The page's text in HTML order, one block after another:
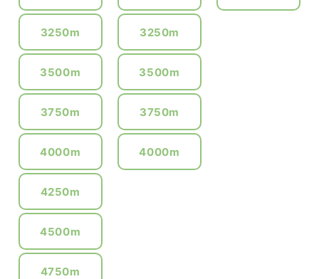
3250m
3500m
3750m
4000m
4250m
4500m
4750m
3250m
3500m
3750m
4000m